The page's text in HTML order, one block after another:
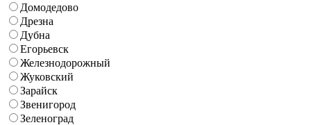
Домодедово
Дрезна
Дубна
Егорьевск
Железнодорожный
Жуковский
Зарайск
Звенигород
Зеленоград